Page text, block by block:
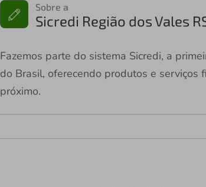
Sobre a
Sicredi Região dos Vales
Fazemos parte do sistema Sicredi, a
do Brasil, oferecendo produtos e serviços
próximo.